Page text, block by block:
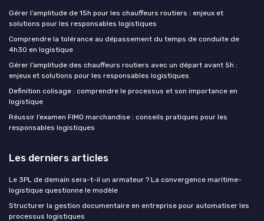
Gérer l’amplitude de 15h pour les chauffeurs routiers : enjeux et
solutions pour les responsables logistiques
Comprendre la tolérance au dépassement du temps de conduite de
4h30 en logistique
Gérer l’amplitude des chauffeurs routiers avec un départ avant 5h :
enjeux et solutions pour les responsables logistiques
Definition colisage : comprendre le processus et son importance en
logistique
Réussir l’examen FIMO marchandise : conseils pratiques pour les
responsables logistiques
Les derniers articles
Le 3PL de demain sera-t-il un armateur ? La convergence maritime-
logistique questionne le modèle
Structurer la gestion documentaire en entreprise pour automatiser les
processus logistiques